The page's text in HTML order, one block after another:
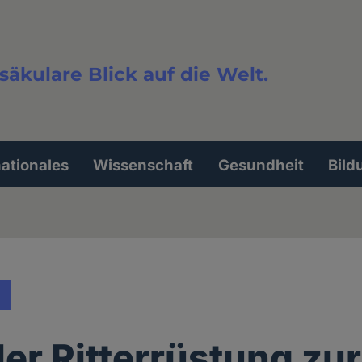
Blick auf die Welt.
Wissenschaft Gesundheit